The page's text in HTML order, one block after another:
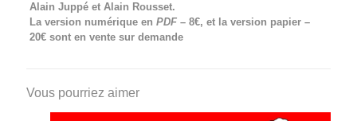
Alain Juppé et Alain Rousset.
La version numérique en PDF– 8€, et la version papier –
20€ sont en vente sur demande
Vous pourriez aimer